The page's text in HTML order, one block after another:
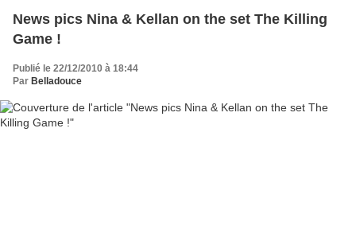
News pics Nina & Kellan on the set The Killing
Game !
Publié le 22/12/2010 à 18:44
Par Belladouce